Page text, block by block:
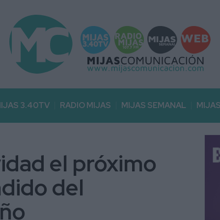
3.40TV RADIO MIJAS MIJAS SEMANAL
el próximo
del